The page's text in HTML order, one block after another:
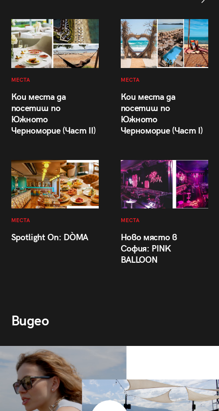
МЕСТА
Кои места да
посетиш по
Южното
Черноморие (Част II)
МЕСТА
Кои места да
посетиш по
Южното
Черноморие (Част I)
МЕСТА
Spotlight On: DÒMA
МЕСТА
Ново място в
София: PINK
BALLOON
Видео